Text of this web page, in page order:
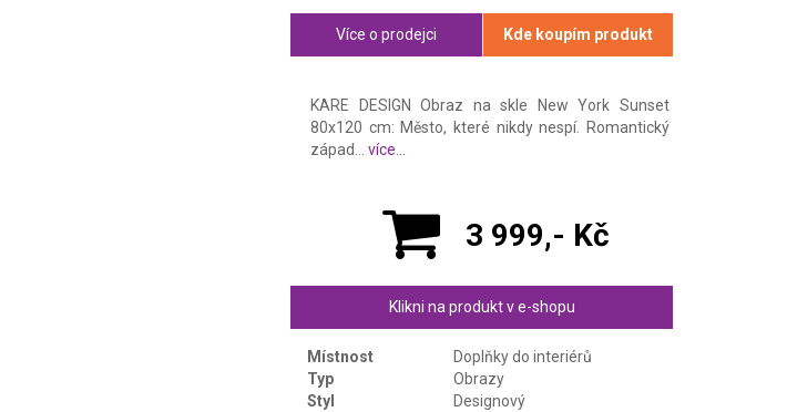
Více o prodejci Kde koupím produkt
KARE DESIGN Obraz na skle New York Sunset
80x120 cm: Město, které nikdy nespí. Romantický
západ... více...
3 999,- Kč
Klikni na produkt v e-shopu
Místnost
Doplňky do interiérů
Typ
Obrazy
Styl
Designový